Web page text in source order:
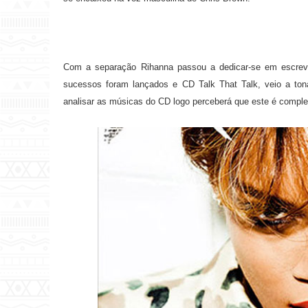
Com a separação Rihanna passou a dedicar-se em
sucessos foram lançados e CD Talk That Talk, veio a
analisar as músicas do CD logo perceberá que este é